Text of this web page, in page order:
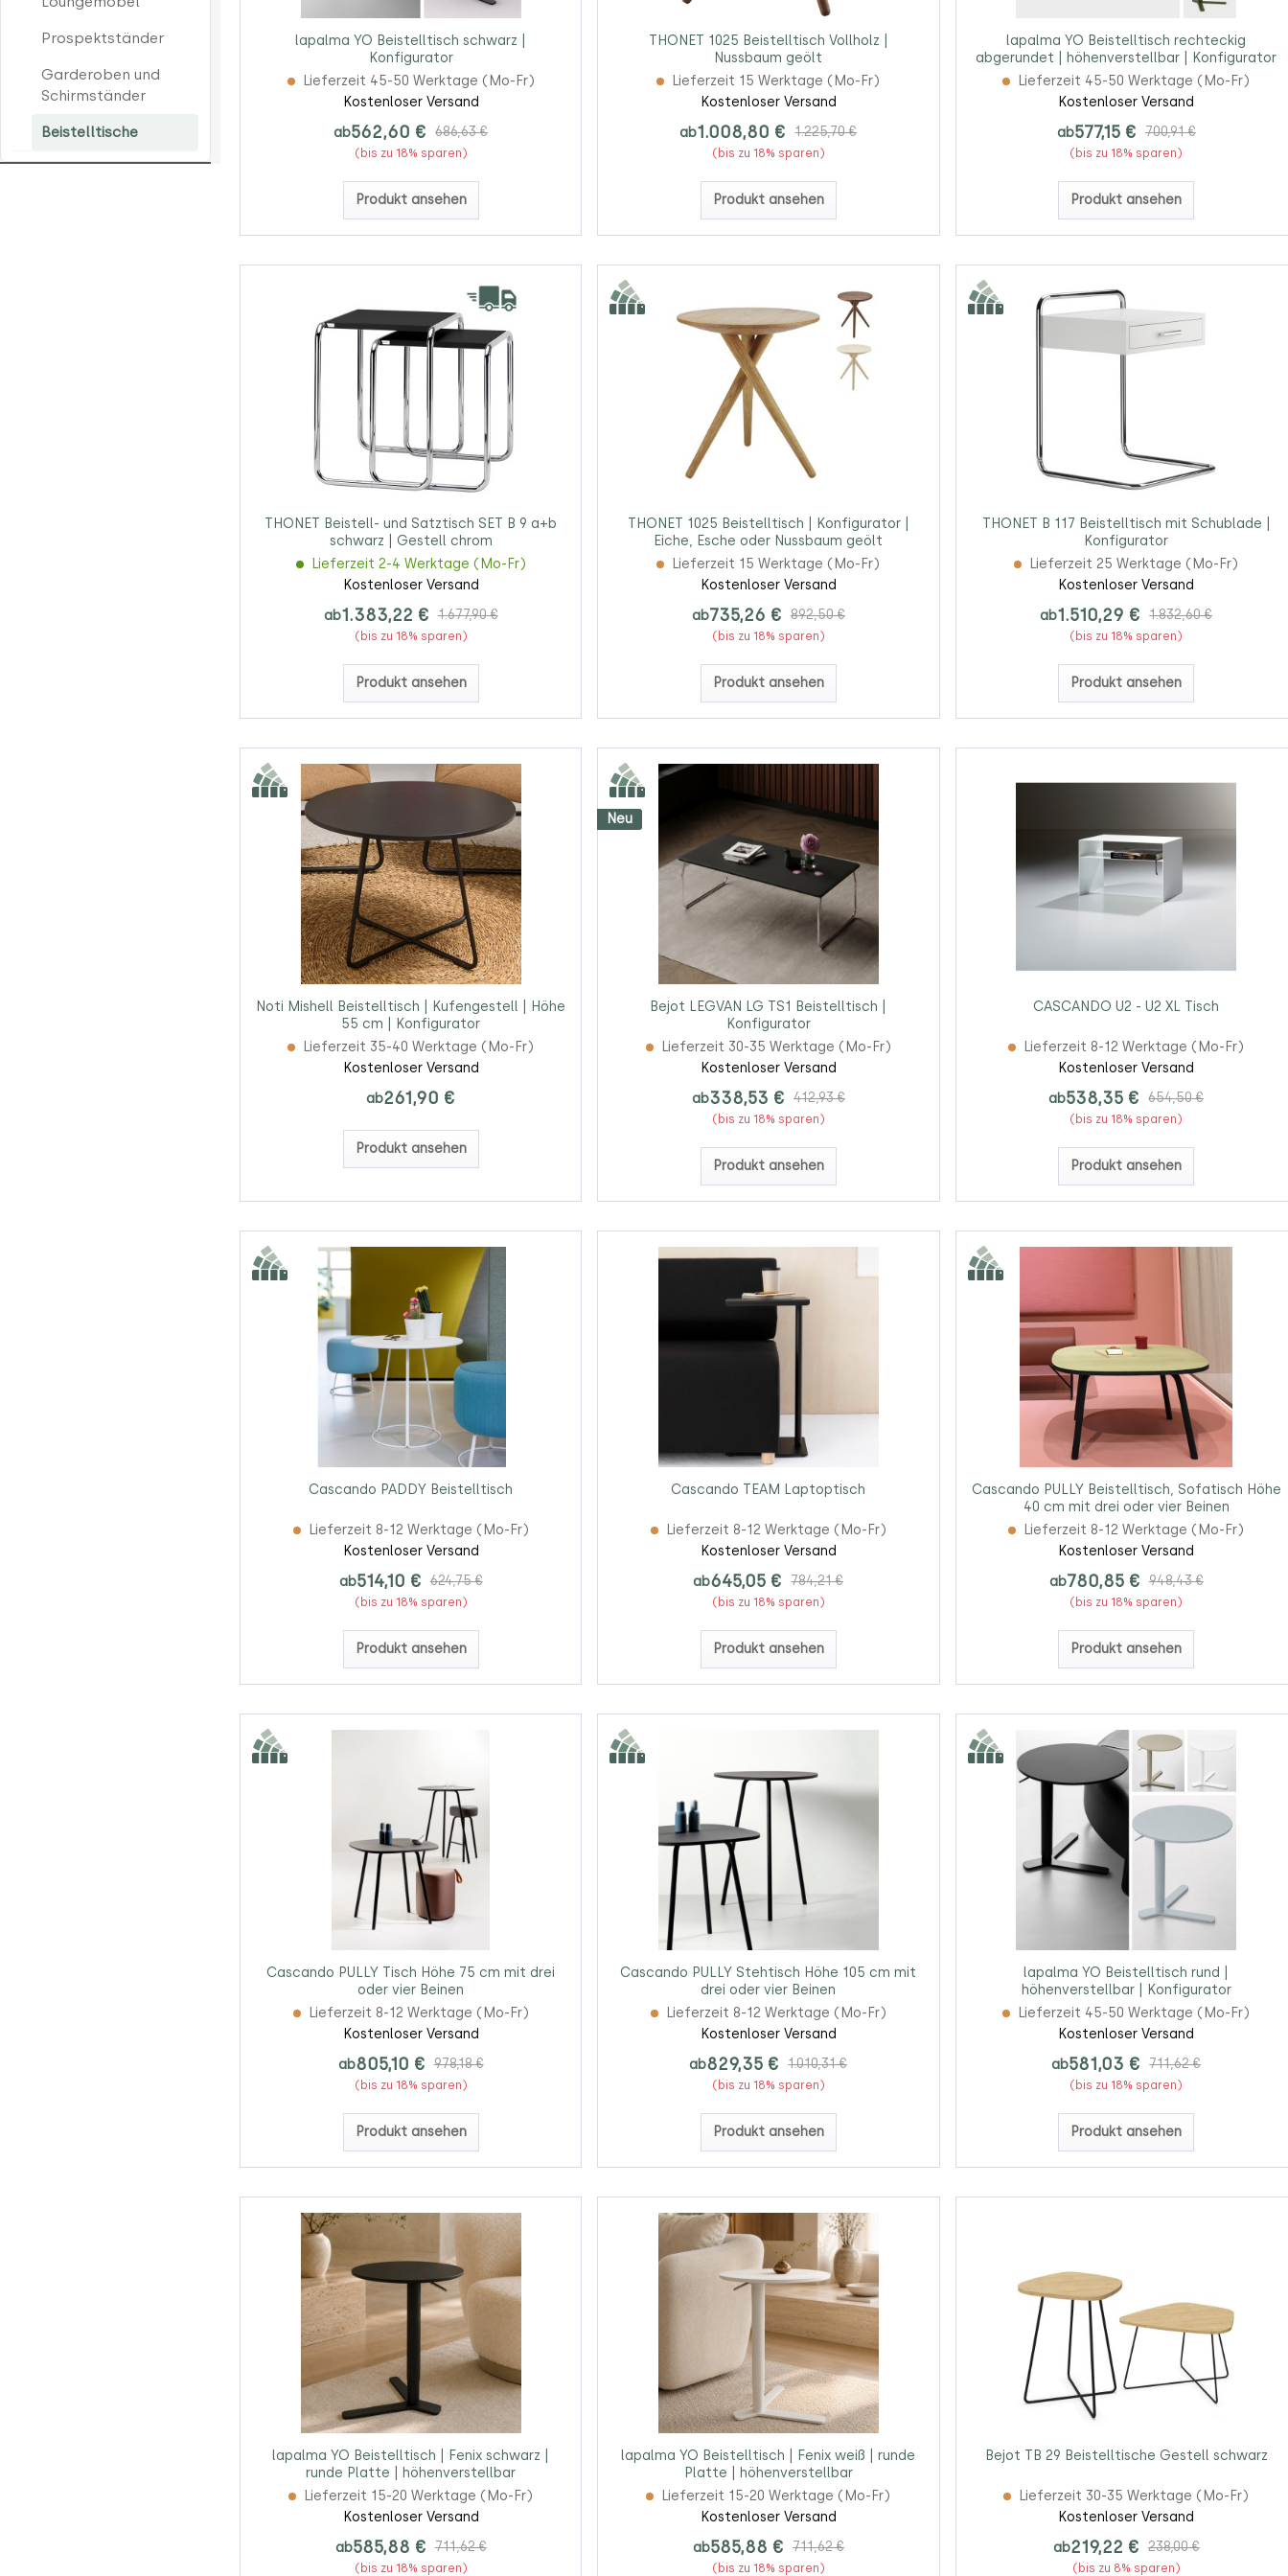
Prospektständer
Garderoben und
Schirmständer
Beistelltische
lapalma YO Beistelltisch schwarz |
Konfigurator
Lieferzeit 45-50 Werktage (Mo-Fr)
Kostenloser Versand
ab562,60 € 686,63 €
(bis zu 18% sparen)
Produkt ansehen
THONET 1025 Beistelltisch Vollholz |
Nussbaum geölt
Lieferzeit 15 Werktage (Mo-Fr)
Kostenloser Versand
ab1.008,80 € 1.225,70 €
(bis zu 18% sparen)
Produkt ansehen
lapalma YO Beistelltisch rechteckig
abgerundet | höhenverstellbar | Konfigurator
Lieferzeit 45-50 Werktage (Mo-Fr)
Kostenloser Versand
ab577,15 € 700,91 €
(bis zu 18% sparen)
Produkt ansehen
THONET Beistell- und Satztisch SET B 9 a+b
schwarz | Gestell chrom
Lieferzeit 2-4 Werktage (Mo-Fr)
Kostenloser Versand
ab1.383,22 € 1.677,90 €
(bis zu 18% sparen)
Produkt ansehen
THONET 1025 Beistelltisch | Konfigurator |
Eiche, Esche oder Nussbaum geölt
Lieferzeit 15 Werktage (Mo-Fr)
Kostenloser Versand
ab735,26 € 892,50 €
(bis zu 18% sparen)
Produkt ansehen
THONET B 117 Beistelltisch mit Schublade |
Konfigurator
Lieferzeit 25 Werktage (Mo-Fr)
Kostenloser Versand
ab1.510,29 € 1.832,60 €
(bis zu 18% sparen)
Produkt ansehen
Noti Mishell Beistelltisch | Kufengestell | Höhe
55 cm | Konfigurator
Lieferzeit 35-40 Werktage (Mo-Fr)
Kostenloser Versand
ab261,90 €
Produkt ansehen
Neu
Bejot LEGVAN LG TS1 Beistelltisch |
Konfigurator
Lieferzeit 30-35 Werktage (Mo-Fr)
Kostenloser Versand
ab338,53 € 412,93 €
(bis zu 18% sparen)
Produkt ansehen
CASCANDO U2 - U2 XL Tisch
Lieferzeit 8-12 Werktage (Mo-Fr)
Kostenloser Versand
ab538,35 € 654,50 €
(bis zu 18% sparen)
Produkt ansehen
Cascando PADDY Beistelltisch
Lieferzeit 8-12 Werktage (Mo-Fr)
Kostenloser Versand
ab514,10 € 624,75 €
(bis zu 18% sparen)
Produkt ansehen
Cascando TEAM Laptoptisch
Lieferzeit 8-12 Werktage (Mo-Fr)
Kostenloser Versand
ab645,05 € 784,21 €
(bis zu 18% sparen)
Produkt ansehen
Cascando PULLY Beistelltisch, Sofatisch Höhe
40 cm mit drei oder vier Beinen
Lieferzeit 8-12 Werktage (Mo-Fr)
Kostenloser Versand
ab780,85 € 948,43 €
(bis zu 18% sparen)
Produkt ansehen
Cascando PULLY Tisch Höhe 75 cm mit drei
oder vier Beinen
Lieferzeit 8-12 Werktage (Mo-Fr)
Kostenloser Versand
ab805,10 € 978,18 €
(bis zu 18% sparen)
Produkt ansehen
Cascando PULLY Stehtisch Höhe 105 cm mit
drei oder vier Beinen
Lieferzeit 8-12 Werktage (Mo-Fr)
Kostenloser Versand
ab829,35 € 1.010,31 €
(bis zu 18% sparen)
Produkt ansehen
lapalma YO Beistelltisch rund |
höhenverstellbar | Konfigurator
Lieferzeit 45-50 Werktage (Mo-Fr)
Kostenloser Versand
ab581,03 € 711,62 €
(bis zu 18% sparen)
Produkt ansehen
lapalma YO Beistelltisch | Fenix schwarz |
runde Platte | höhenverstellbar
Lieferzeit 15-20 Werktage (Mo-Fr)
Kostenloser Versand
ab585,88 € 711,62 €
(bis zu 18% sparen)
lapalma YO Beistelltisch | Fenix weiß | runde
Platte | höhenverstellbar
Lieferzeit 15-20 Werktage (Mo-Fr)
Kostenloser Versand
ab585,88 € 711,62 €
(bis zu 18% sparen)
Bejot TB 29 Beistelltische Gestell schwarz
Lieferzeit 30-35 Werktage (Mo-Fr)
Kostenloser Versand
ab219,22 € 238,00 €
(bis zu 8% sparen)